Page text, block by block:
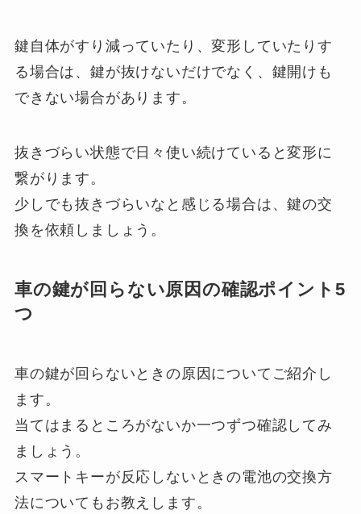
鍵自体がすり減っていたり、変形していたりす
る場合は、鍵が抜けないだけでなく、鍵開けも
できない場合があります。
抜きづらい状態で日々使い続けていると変形に
繋がります。
少しでも抜きづらいなと感じる場合は、鍵の交
換を依頼しましょう。
車の鍵が回らない原因の確認ポイント5
つ
車の鍵が回らないときの原因についてご紹介し
ます。
当てはまるところがないか一つずつ確認してみ
ましょう。
スマートキーが反応しないときの電池の交換方
法についてもお教えします。